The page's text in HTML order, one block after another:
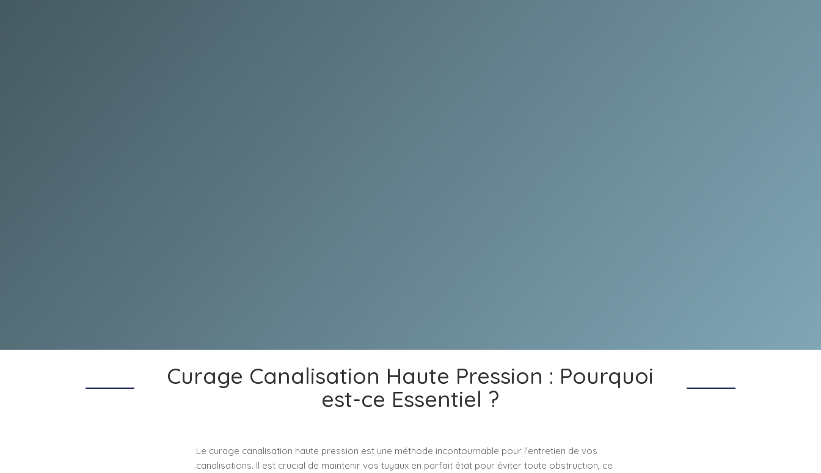
Curage Canalisation Haute Pression : Pourquoi
est-ce Essentiel ?
Le curage canalisation haute pression est une méthode incontournable pour l'entretien de vos
canalisations. Il est crucial de maintenir vos tuyaux en parfait état pour éviter toute obstruction, ce